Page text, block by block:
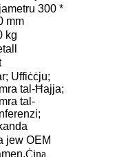
300 *
mm
kg
Uffiċċju;
tal-Ħajja;
tal-
jew OEM
Ċina